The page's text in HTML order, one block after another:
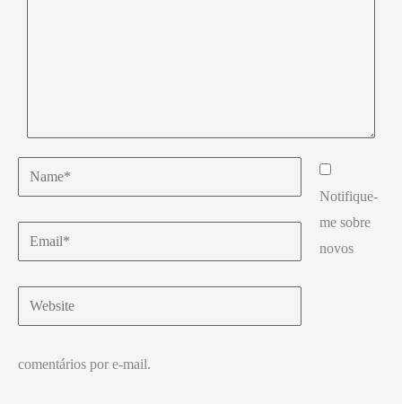
Name*
Email*
Website
Notifique-
me sobre
novos
comentários por e-mail.